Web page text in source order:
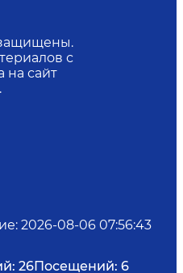
с
на сайт
: 2026-08-06 07:56:43
26Посещений: 6